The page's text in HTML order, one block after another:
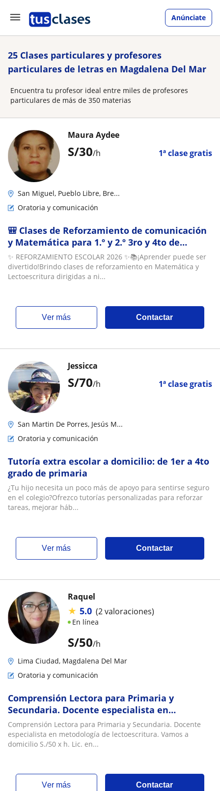
Anúnciate
25 Clases particulares y profesores
particulares de letras en Magdalena Del Mar
Encuentra tu profesor ideal entre miles de profesores
particulares de más de 350 materias
S/30/h 1ª clase gratis
Maura Aydee
San Miguel, Pueblo Libre, Bre...
Oratoria y comunicación
🎒 Clases de Reforzamiento de comunicación
y Matemática para 1.º y 2.º 3ro y 4to de
Primaria
✨ REFORZAMIENTO ESCOLAR 2026 ✨📚¡Aprender puede ser
divertido!Brindo clases de reforzamiento en Matemática y
Lectoescritura dirigidas a ni...
ver más Contactar
S/70/h 1ª clase gratis
Jessicca
San Martin De Porres, Jesús M...
Oratoria y comunicación
Tutoría extra escolar a domicilio: de 1er a 4to
grado de primaria
¿Tu hijo necesita un poco más de apoyo para sentirse seguro
en el colegio?Ofrezco tutorías personalizadas para reforzar
tareas, mejorar háb...
ver más Contactar
S/50/h
Raquel
★ 5.0 (2 valoraciones)
En línea
Lima Ciudad, Magdalena Del Mar
Oratoria y comunicación
Comprensión Lectora para Primaria y
Secundaria. Docente especialista en
metodología de lectoescritura. Vamos a
domicilio S./50 x h
Comprensión Lectora para Primaria y Secundaria. Docente
especialista en metodología de lectoescritura. Vamos a
domicilio S./50 x h. Lic. en...
ver más Contactar